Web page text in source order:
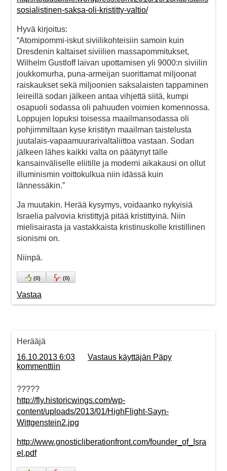
sosialistinen-saksa-oli-kristitty-valtio/
Hyvä kirjoitus:
“Atomipommi-iskut siviilikohteisiin samoin kuin
Dresdenin kaltaiset siviilien massapommitukset,
Wilhelm Gustloff laivan upottamisen yli 9000:n siviilin
joukkomurha, puna-armeijan suorittamat miljoonat
raiskaukset sekä miljoonien saksalaisten tappaminen
leireillä sodan jälkeen antaa vihjettä siitä, kumpi
osapuoli sodassa oli pahuuden voimien komennossa.
Loppujen lopuksi toisessa maailmansodassa oli
pohjimmiltaan kyse kristityn maailman taistelusta
juutalais-vapaamuurarivaltaliittoa vastaan. Sodan
jälkeen lähes kaikki valta on päätynyt tälle
kansainväliselle eliitille ja moderni aikakausi on ollut
illuminismin voittokulkua niin idässä kuin
lännessäkin.”
Ja muutakin. Herää kysymys, voidaanko nykyisiä
Israelia palvovia kristittyjä pitää kristittyinä. Niin
mielisairasta ja vastakkaista kristinuskolle kristillinen
sionismi on.
Niinpä.
(0) (0)
Vastaa
Herääjä
16.10.2013 6:03
Vastaus käyttäjän Päpy
kommenttiin
?????
http://fly.historicwings.com/wp-
content/uploads/2013/01/HighFlight-Sayn-
Wittgenstein2.jpg
http://www.gnosticliberationfront.com/founder_of_Isra
el.pdf